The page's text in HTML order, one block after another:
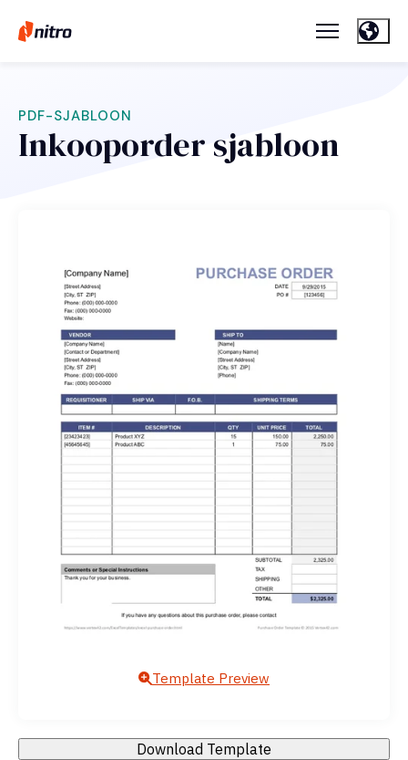
PDF-SJABLOON
Inkooporder sjabloon
Template Preview
Download Template